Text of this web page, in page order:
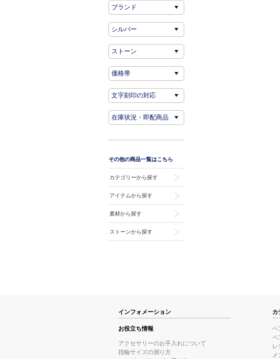
その他の商品一覧はこちら
カテゴリーから探す
アイテムから探す
素材から探す
ストーンから探す
インフォメーション
お役立ち情報
アクセサリーのお手入れについて
指輪サイズの測り方
カ
ペ
ペ
レ
メ